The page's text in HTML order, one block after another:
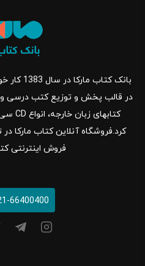
بانک
در قالب پخش و توزیع کتب درسی
فروش اینترنتی
66400400